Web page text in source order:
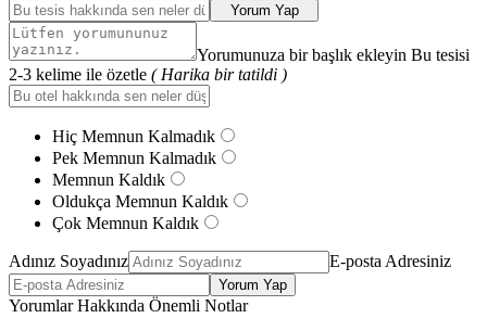
Yorum Yap
Yorumunuza bir başlık ekleyin Bu tesisi
2-3 kelime ile özetle ( Harika bir tatildi )
Hiç Memnun Kalmadık
Pek Memnun Kalmadık
Memnun Kaldık
Oldukça Memnun Kaldık
Çok Memnun Kaldık
Adınız Soyadınız E-posta Adresiniz
Yorum Yap
Yorumlar Hakkında Önemli Notlar